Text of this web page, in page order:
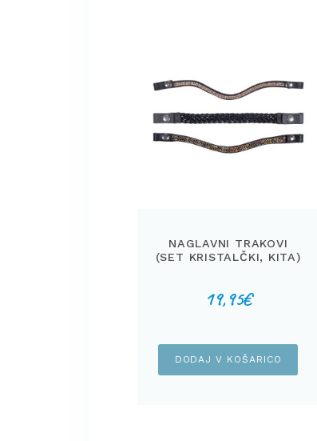
NAGLAVNI TRAKOVI
(SET KRISTALČKI, KITA)
19,95€
DODAJ V KOŠARICO